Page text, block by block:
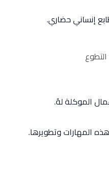
إنساني حضاري.
الموكلة لهُ.
المهارات وتطويرها.